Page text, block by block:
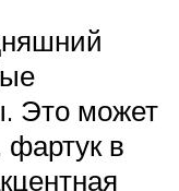
Это может
в